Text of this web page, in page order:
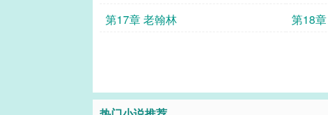
第17章 老翰林
第18